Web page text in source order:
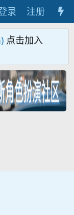
录 注册
点击加入